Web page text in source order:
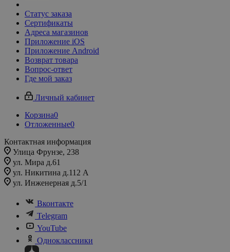
Статус заказа
Сертификаты
Адреса магазинов
Приложение iOS
Приложение Android
Возврат товара
Вопрос-ответ
Где мой заказ
Личный кабинет
Корзина0
Отложенные0
Контактная информация
Улица Фрунзе, 238​
ул. Мира д.61
ул. Никитина д.112 А
ул. Инженерная д.5/1
Вконтакте
Telegram
YouTube
Одноклассники